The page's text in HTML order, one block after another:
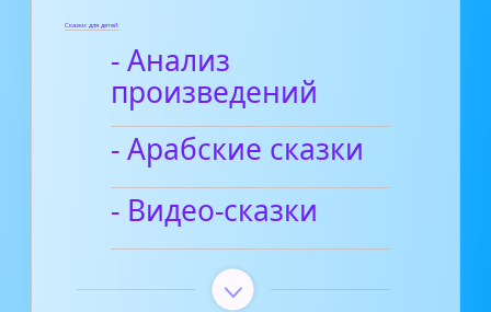
Сказки для детей
- Анализ
произведений
- Арабские сказки
- Видео-сказки